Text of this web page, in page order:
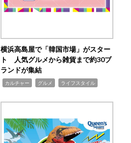
横浜高島屋で「韓国市場」がスター
ト 人気グルメから雑貨まで約30ブ
ランドが集結
カルチャー グルメ ライフスタイル